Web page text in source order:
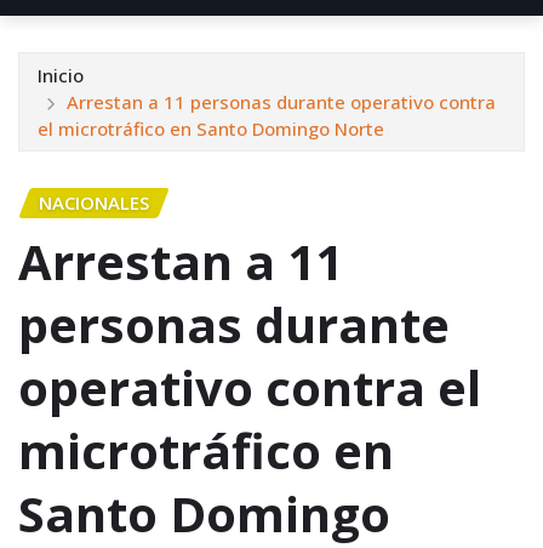
Inicio
Arrestan a 11 personas durante operativo contra
el microtráfico en Santo Domingo Norte
NACIONALES
Arrestan a 11
personas durante
operativo contra el
microtráfico en
Santo Domingo